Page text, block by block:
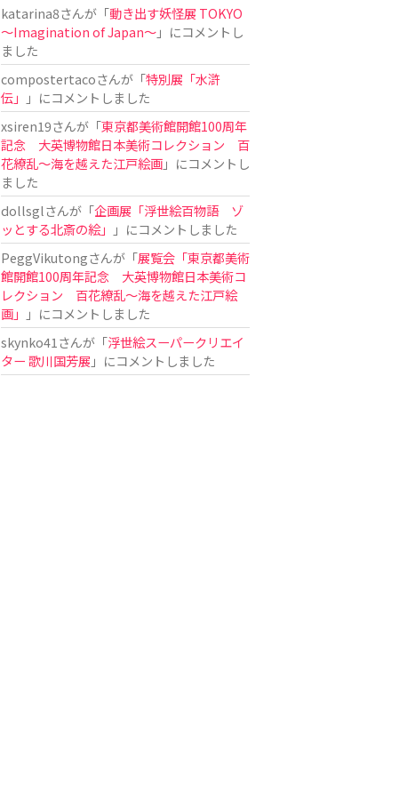
katarina8さんが「動き出す妖怪展 TOKYO
〜Imagination of Japan〜」にコメントし
ました
compostertacoさんが「特別展「水滸
伝」
」にコメントしました
xsiren19さんが「東京都美術館開館100周年
記念 大英博物館日本美術コレクション 百
花繚乱～海を越えた江戸絵画」にコメントし
ました
dollsglさんが「企画展「浮世絵百物語 ゾ
ッとする北斎の絵」
」にコメントしました
PeggVikutongさんが「展覧会「東京都美術
館開館100周年記念 大英博物館日本美術コ
レクション 百花繚乱〜海を越えた江戸絵
画」
」にコメントしました
skynko41 さんが「浮世絵スーパークリエイ
ター 歌川国芳展 」にコメントしました